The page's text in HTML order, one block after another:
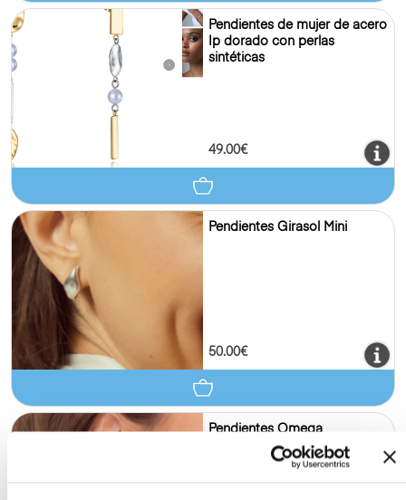
Pendientes de mujer de acero
Ip dorado con perlas
sintéticas
49.00€
Pendientes Girasol Mini
50.00€
Pendientes Omega